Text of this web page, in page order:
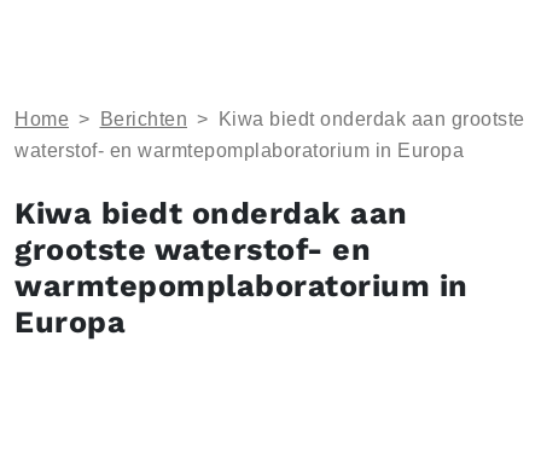
Home > Berichten >
Kiwa biedt onderdak aan grootste
waterstof- en warmtepomplaboratorium in Europa
Kiwa biedt onderdak aan
grootste waterstof- en
warmtepomplaboratorium in
Europa